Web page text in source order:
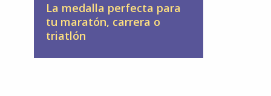
La medalla perfecta para
tu maratón, carrera o
triatlón